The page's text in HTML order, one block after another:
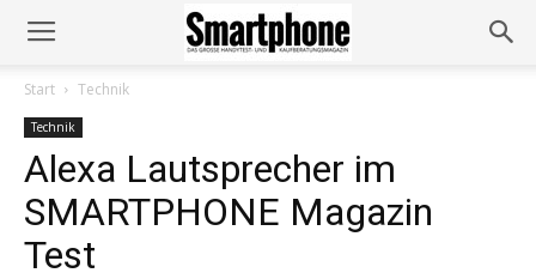
Start Technik
Technik
Alexa Lautsprecher im
SMARTPHONE Magazin
Test